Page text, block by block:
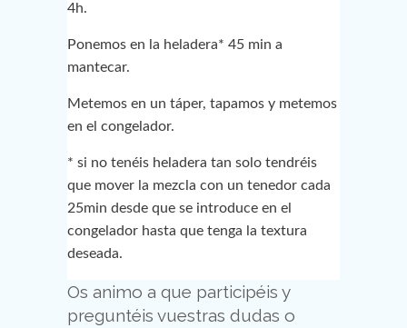
4h.
Ponemos en la heladera* 45 min a
mantecar.
Metemos en un táper, tapamos y metemos
en el congelador.
* si no tenéis heladera tan solo tendréis
que mover la mezcla con un tenedor cada
25min desde que se introduce en el
congelador hasta que tenga la textura
deseada.
Os animo a que participéis y
preguntéis vuestras dudas o